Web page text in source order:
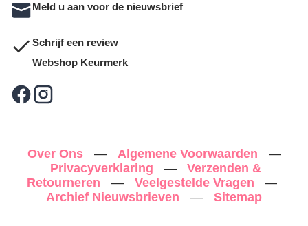
Meld u aan voor de nieuwsbrief
Schrijf een review
Webshop Keurmerk
Over Ons — Algemene Voorwaarden
—
Privacyverklaring
—
Verzenden &
Retourneren
— Veelgestelde Vragen
—
Archief Nieuwsbrieven
— Sitemap